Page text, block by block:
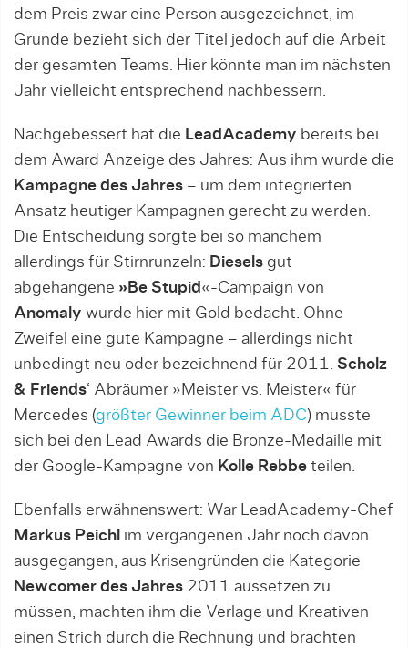
dem Preis zwar eine Person ausgezeichnet, im
Grunde bezieht sich der Titel jedoch auf die Arbeit
der gesamten Teams. Hier könnte man im nächsten
Jahr vielleicht entsprechend nachbessern.
Nachgebessert hat die LeadAcademy bereits bei
dem Award Anzeige des Jahres: Aus ihm wurde die
Kampagne des Jahres – um dem integrierten
Ansatz heutiger Kampagnen gerecht zu werden.
Die Entscheidung sorgte bei so manchem
allerdings für Stirnrunzeln: Diesels gut
abgehangene »Be Stupid «-Campaign von
Anomaly wurde hier mit Gold bedacht. Ohne
Zweifel eine gute Kampagne – allerdings nicht
unbedingt neu oder bezeichnend für 2011. Scholz
& Friends‘ Abräumer »Meister vs. Meister« für
Mercedes (größter Gewinner beim ADC) musste
sich bei den Lead Awards die Bronze-Medaille mit
der Google-Kampagne von Kolle Rebbe teilen.
Ebenfalls erwähnenswert: War LeadAcademy-Chef
Markus Peichl im vergangenen Jahr noch davon
ausgegangen, aus Krisengründen die Kategorie
Newcomer des Jahres 2011 aussetzen zu
müssen, machten ihm die Verlage und Kreativen
einen Strich durch die Rechnung und brachten